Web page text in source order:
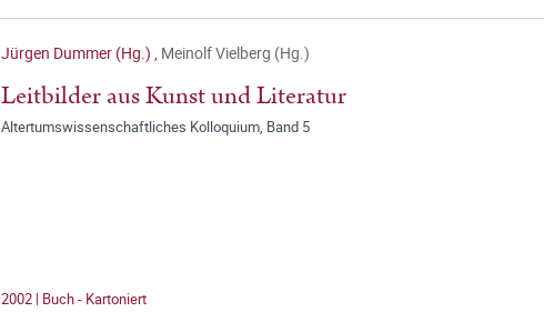
Jürgen Dummer (Hg.) , Meinolf Vielberg (Hg.)
Leitbilder aus Kunst und Literatur
Altertumswissenschaftliches Kolloquium, Band 5
2002 | Buch - Kartoniert